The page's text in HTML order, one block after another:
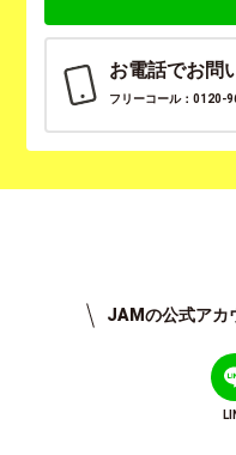
お電話でお問
フリーコール：0120-
JAMの公式アカ